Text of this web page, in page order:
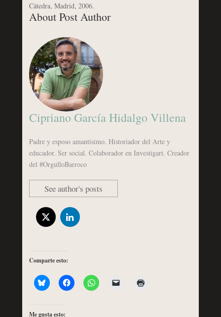
Cátedra, Madrid, 2006.
About Post Author
Cipriano García Hidalgo Villena
Padre y esposo amantísimo. Historiador del Arte y
educador. Ser social. Colaborador en Investigart. Creador
del #OrgulloBarroco
See author's posts
Comparte esto:
Me gusta esto: